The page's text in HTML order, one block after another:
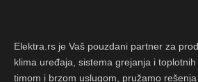
Elektra.rs je Vaš pouzdani partner za
klima uređaja, sistema grejanja i
timom i brzom uslugom, pružamo